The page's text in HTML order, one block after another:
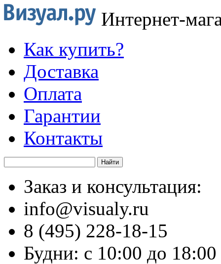
Интернет-
Как купить?
Доставка
Оплата
Гарантии
Контакты
Заказ и консультация:
info@visualy.ru
8 (495) 228-18-15
Будни: с 10:00 до 18:00